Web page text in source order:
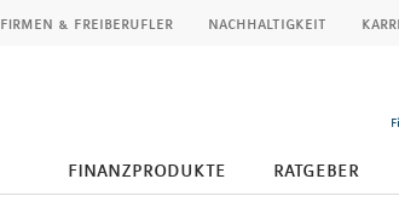
firmen & freiberufler nachhaltigkeit
finanzprodukte ratgeber